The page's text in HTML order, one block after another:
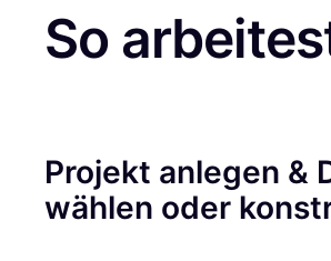
So
Projekt anlegen &
wählen oder